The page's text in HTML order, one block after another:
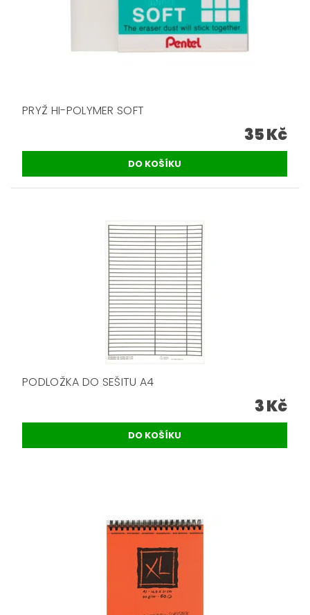
PRYŽ HI-POLYMER SOFT
35 Kč
PODLOŽKA DO SEŠITU A4
3 Kč